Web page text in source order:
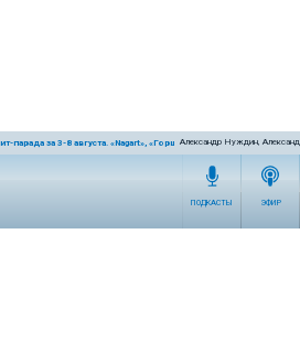
парада за 3-8 августа. «Nagart», «Горшенёв» и «Крематорий»
Александр Нуждин,
ПОДКАСТЫ ЭФИР